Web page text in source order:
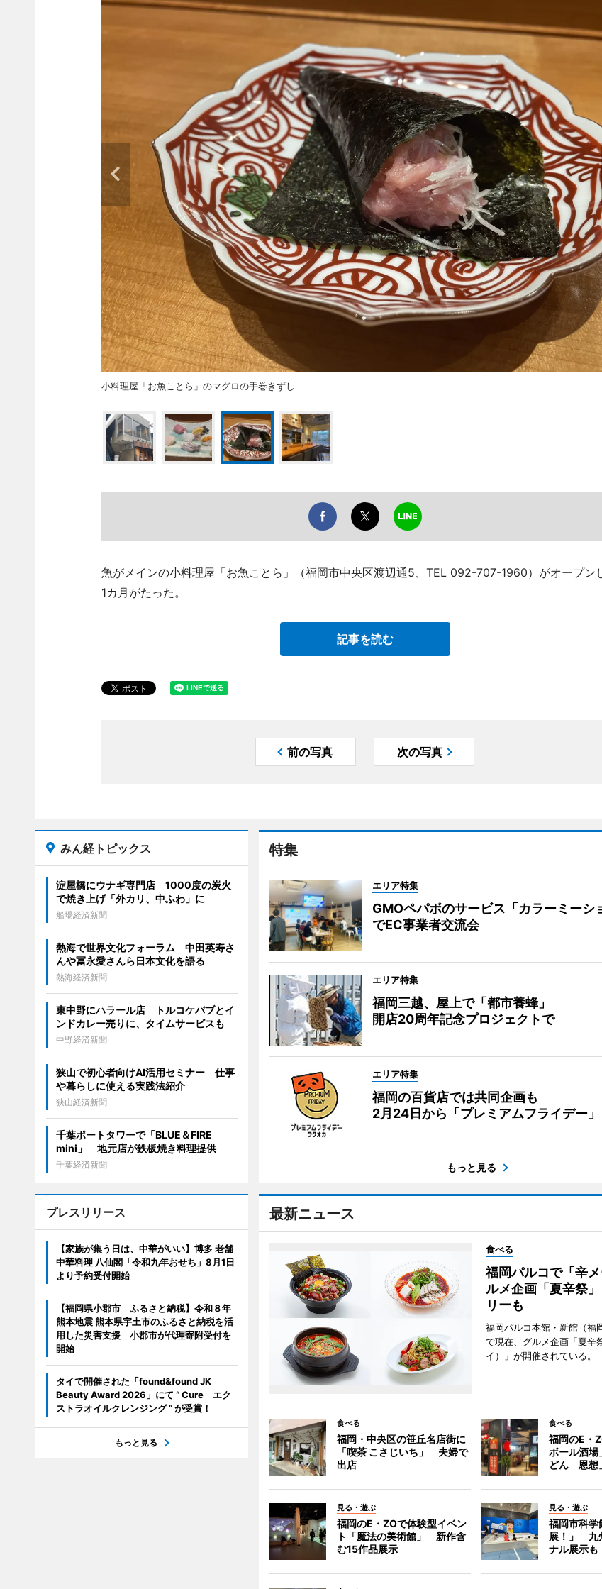
小料理屋「お魚ことら」のマグロの手巻きずし
魚がメインの小料理屋「お魚ことら」（福岡市中央区渡辺通5、TEL 092-707-1960）がオープン
1カ月がたった。
記事を読む
前の写真 次の写真
特集
エリア特集
GMOペパボのサービス「カラーミーシ
でEC事業者交流会
エリア特集
福岡三越、屋上で「都市養蜂」
開店20周年記念プロジェクトで
エリア特集
福岡の百貨店では共同企画も
2月24日から「プレミアムフライデー」
もっと見る
最新ニュース
食べる
福岡パルコで「辛
ルメ企画「夏辛祭
リーも
福岡パルコ本館・新館（福
で現在、グルメ企画「夏辛
イ）」が開催されている。
食べる
福岡・中央区の笹丘名店街に
「喫茶 こさじいち」 夫婦で
出店
食べる
福岡のE・
ボール酒場
どん 恩想
見る・遊ぶ
福岡のE・ZOで体験型イベン
ト「魔法の美術館」 新作含
む15作品展示
見る・遊ぶ
福岡市科学
展！」 九
ナル展示も
みん経トピックス
淀屋橋にウナギ専門店 1000度の炭火
で焼き上げ「外カリ、中ふわ」に
船場経済新聞
熱海で世界文化フォーラム 中田英寿さ
んや冨永愛さんら日本文化を語る
熱海経済新聞
東中野にハラール店 トルコケバブとイ
ンドカレー売りに、タイムサービスも
中野経済新聞
狭山で初心者向けAI活用セミナー 仕事
や暮らしに使える実践法紹介
狭山経済新聞
千葉ポートタワーで「BLUE＆FIRE
mini」 地元店が鉄板焼き料理提供
千葉経済新聞
プレスリリース
【家族が集う日は、中華がいい】博多 老舗
中華料理 八仙閣「令和九年おせち」8月1日
より予約受付開始
【福岡県小郡市 ふるさと納税】令和８年
熊本地震 熊本県宇土市のふるさと納税を活
用した災害支援 小郡市が代理寄附受付を
開始
タイで開催された「found&found JK
Beauty Award 2026」にて “ Cure エク
ストラオイルクレンジング ” が受賞！
もっと見る